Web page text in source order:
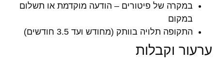
במקרה של פיטורים – הודעה מוקדמת או תשלום
במקום
התקופה תלויה בוותק (מחודש ועד 3.5 חודשים)
ערעור וקבלות